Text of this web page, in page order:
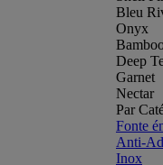
Bleu
Onyx
Deep
Garnet
Nectar
Par
Fonte
Anti-
Inox